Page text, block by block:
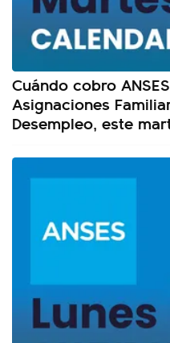
Cuándo cobro
Asignaciones
Desempleo, este